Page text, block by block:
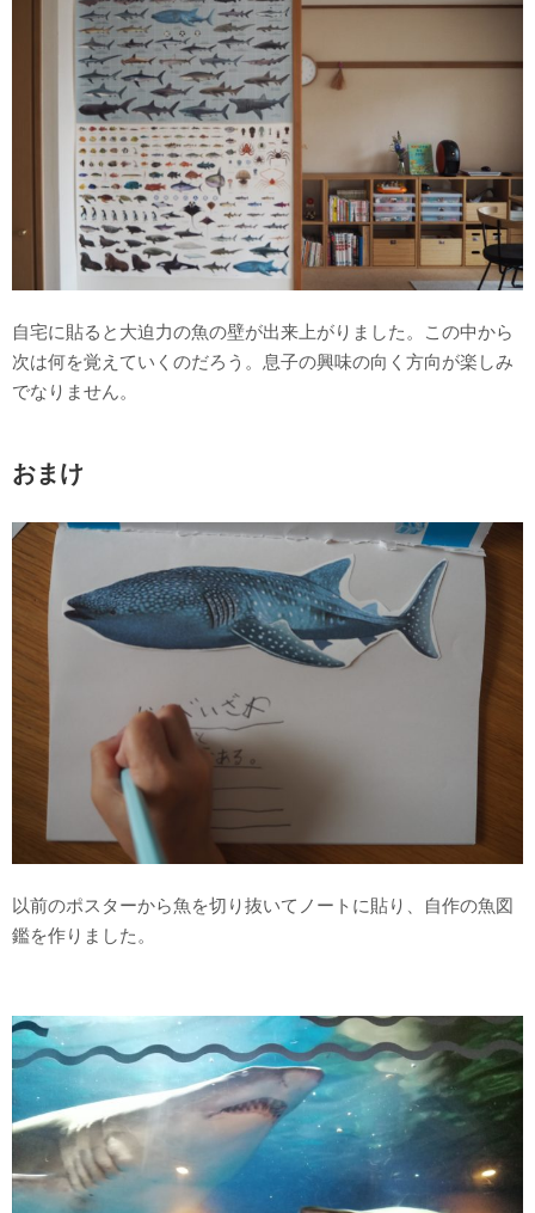
自宅に貼ると大迫力の魚の壁が出来上がりました。この中から
次は何を覚えていくのだろう。息子の興味の向く方向が楽しみ
でなりません。
おまけ
以前のポスターから魚を切り抜いてノートに貼り、自作の魚図
鑑を作りました。